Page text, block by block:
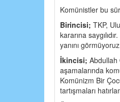
Komünistler bu
Birincisi; TKP,
kararına
yanını
İkincisi; Abdullah
aşamalarında
Komünizm Bir
tartışmaları